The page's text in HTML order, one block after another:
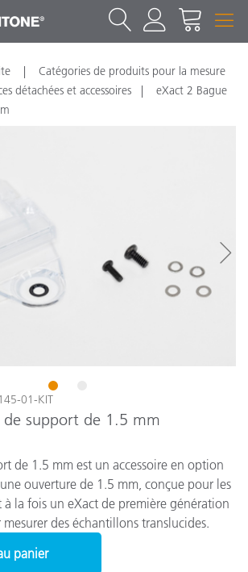
Catégories de produits pour la mesure
détachées et accessoires
eXact 2 Bague
1
01-KIT
de support de 1.5 mm
de 1.5 mm est un accessoire en option
ouverture de 1.5 mm, conçue pour les
la fois un eXact de première génération
des échantillons translucides.
panier